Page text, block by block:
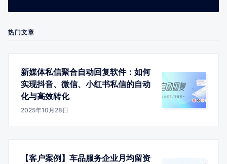
热门文章
新媒体私信聚合自动回复软件：如何
实现抖音、微信、小红书私信的自动
化与高效转化
2025年10月28日
【客户案例】车品服务企业月均留资